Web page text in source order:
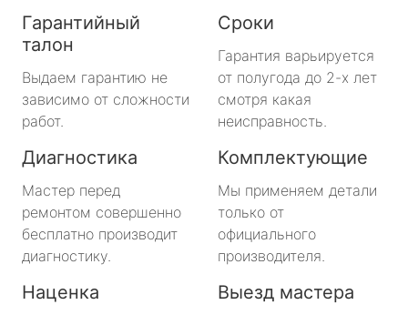
Гарантийный
талон
Выдаем гарантию не
зависимо от сложности
работ.
Сроки
Гарантия варьируется
от полугода до 2-х лет
смотря какая
неисправность.
Диагностика
Мастер перед
ремонтом совершенно
бесплатно производит
диагностику.
Комплектующие
Мы применяем детали
только от
официального
производителя.
Наценка Выезд мастера